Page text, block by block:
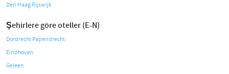
Den Haag Rijswijk
Şehirlere göre oteller (E-N)
Dordrecht Papendrecht
Eindhoven
Geleen